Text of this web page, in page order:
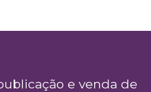
e venda de